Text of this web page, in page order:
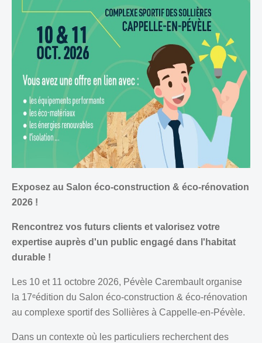
Exposez au Salon éco-construction & éco-rénovation
2026 !
Rencontrez vos futurs clients et valorisez votre
expertise auprès d'un public engagé dans l'habitat
durable !
Les 10 et 11 octobre 2026, Pévèle Carembault organise
la 17ᵉédition du Salon éco-construction & éco-rénovation
au complexe sportif des Sollières à Cappelle-en-Pévèle.
Dans un contexte où les particuliers recherchent des